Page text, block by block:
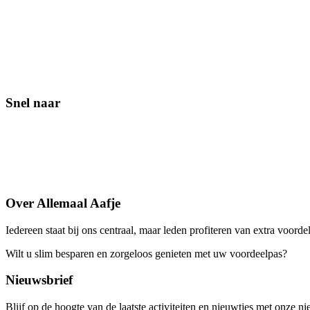
Snel naar
Over Allemaal Aafje
Iedereen staat bij ons centraal, maar leden profiteren van extra
Wilt u slim besparen en zorgeloos genieten met uw voordeelpas?
Nieuwsbrief
Blijf op de hoogte van de laatste activiteiten en nieuwtjes met onze